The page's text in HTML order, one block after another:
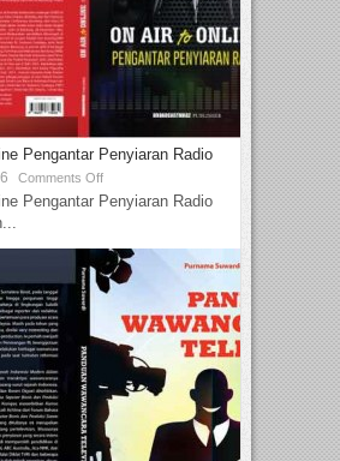
Pengantar Penyiaran Radio
Comments Off
Pengantar Penyiaran Radio